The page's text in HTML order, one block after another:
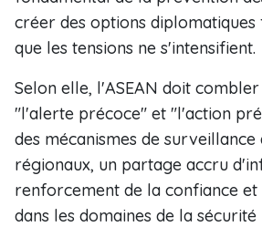
créer des options
que les tensions ne s'intensifient.
Selon elle, l'ASEAN doit
"l'alerte précoce" et "l'action
des mécanismes de surveillance
régionaux, un partage accru
renforcement de la confiance
dans les domaines de la